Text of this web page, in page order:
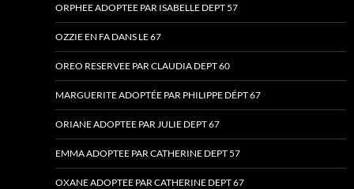
ORPHEE ADOPTEE PAR ISABELLE DEPT 57
OZZIE EN FA DANS LE 67
OREO RESERVEE PAR CLAUDIA DEPT 60
MARGUERITE ADOPTÉE PAR PHILIPPE DÉPT 67
ORIANE ADOPTEE PAR JULIE DEPT 67
EMMA ADOPTEE PAR CATHERINE DEPT 57
OXANE ADOPTEE PAR CATHERINE DEPT 67